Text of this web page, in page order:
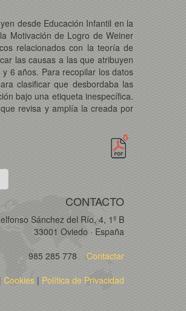
desde Educación Infantil en la
Motivación de Logro de Weiner
relacionados con la teoría de
las causas a las que atribuyen
6 años. Para recopilar los datos
clasificar que desbordaba las
bajo una etiqueta inespecífica.
revisa y amplía la creada por
CONTACTO
Sánchez del Río, 4, 1º B
33001 Oviedo · España
985 285 778 Contactar
| Cookies | Política de Privacidad